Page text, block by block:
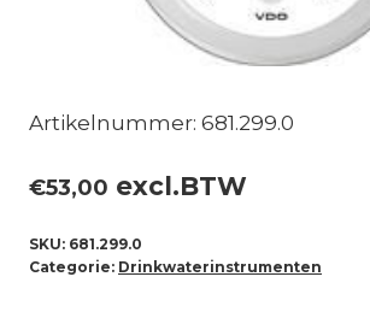
Artikelnummer: 681.299.0
€53,00 excl.BTW
SKU: 681.299.0
Categorie: Drinkwaterinstrumenten